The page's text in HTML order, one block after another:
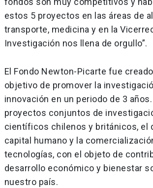
estos 5 proyectos en las áreas de
transporte, medicina y en la
Investigación nos llena de orgullo”.
El Fondo Newton-Picarte fue
objetivo de promover la
innovación en un periodo de 3
proyectos conjuntos de
científicos chilenos y británicos, el
capital humano y la
tecnologías, con el objeto de
desarrollo económico y bienestar
nuestro país.